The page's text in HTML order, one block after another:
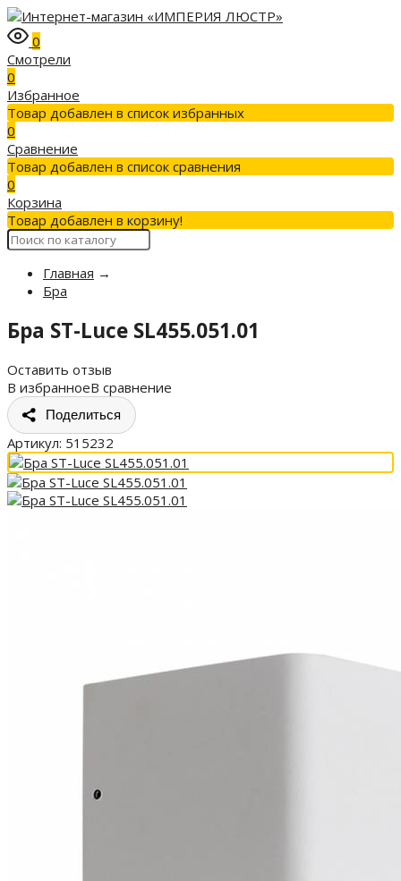
0
Смотрели
0
Избранное
Товар добавлен в список избранных
0
Сравнение
Товар добавлен в список сравнения
0
Корзина
Товар добавлен в корзину!
Главная →
Бра
Бра ST-Luce SL455.051.01
Оставить отзыв
В избранноеВ сравнение
Поделиться
Артикул: 515232